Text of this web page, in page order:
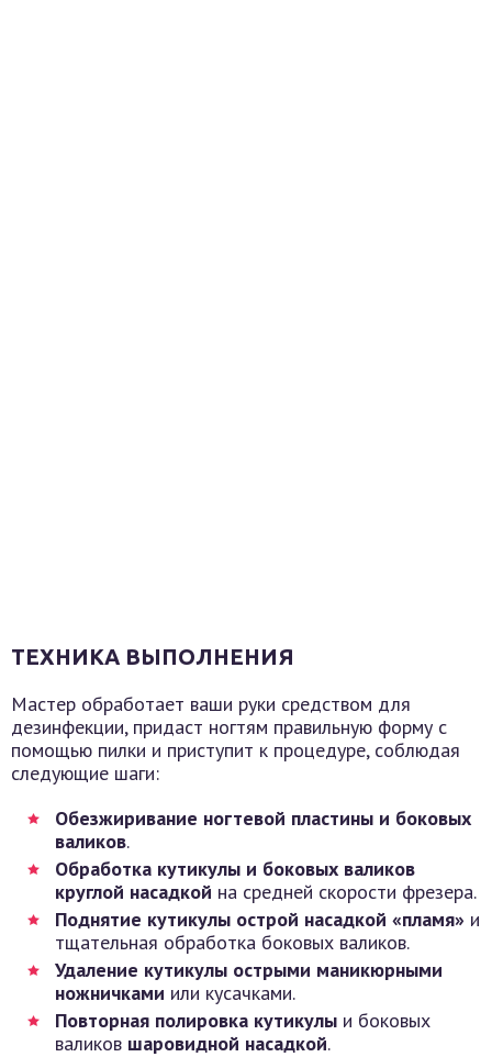
ТЕХНИКА ВЫПОЛНЕНИЯ
Мастер обработает ваши руки средством для
дезинфекции, придаст ногтям правильную форму с
помощью пилки и приступит к процедуре, соблюдая
следующие шаги:
Обезжиривание ногтевой пластины и боковых
валиков.
Обработка кутикулы и боковых валиков
круглой насадкой на средней скорости фрезера.
Поднятие кутикулы острой насадкой «пламя» и
тщательная обработка боковых валиков.
Удаление кутикулы острыми маникюрными
ножничками или кусачками.
Повторная полировка кутикулы и боковых
валиков шаровидной насадкой.